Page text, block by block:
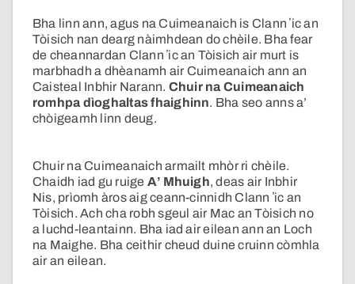
Bha linn ann, agus na Cuimeanaich is Clann ʼic an
Tòisich nan dearg nàimhdean do chèile. Bha fear
de cheannardan Clann ʼic an Tòisich air murt is
marbhadh a dhèanamh air Cuimeanaich ann an
Caisteal Inbhir Narann. Chuir na Cuimeanaich
romhpa dìoghaltas fhaighinn. Bha seo anns a’
chòigeamh linn deug.
Chuir na Cuimeanaich armailt mhòr ri chèile.
Chaidh iad gu ruige A’ Mhuigh, deas air Inbhir
Nis, prìomh àros aig ceann-cinnidh Clann ʼic an
Tòisich. Ach cha robh sgeul air Mac an Tòisich no
a luchd-leantainn. Bha iad air eilean ann an Loch
na Maighe. Bha ceithir cheud duine cruinn còmhla
air an eilean.